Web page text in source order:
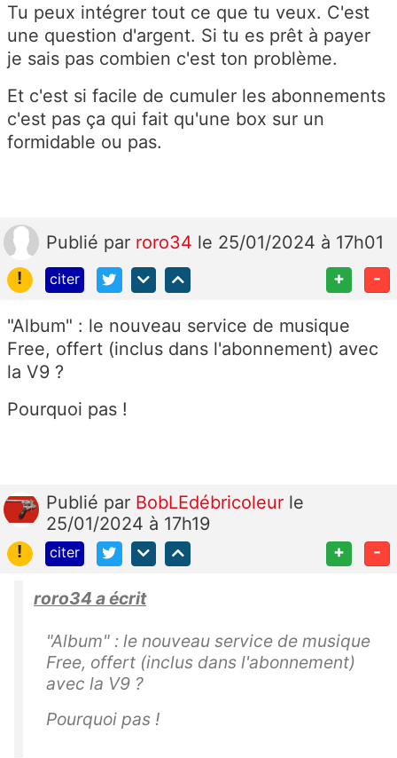
Tu peux intégrer tout ce que tu veux. C'est
une question d'argent. Si tu es prêt à payer
je sais pas combien c'est ton problème.
Et c'est si facile de cumuler les abonnements
c'est pas ça qui fait qu'une box sur un
formidable ou pas.
Publié par roro34 le 25/01/2024 à 17h01
!
citer + -
"Album" : le nouveau service de musique
Free, offert (inclus dans l'abonnement) avec
la V9 ?
Pourquoi pas !
Publié par BobLEdébricoleur le
25/01/2024 à 17h19
!
citer + -
roro34 a écrit
"Album" : le nouveau service de musique
Free, offert (inclus dans l'abonnement)
avec la V9 ?
Pourquoi pas !